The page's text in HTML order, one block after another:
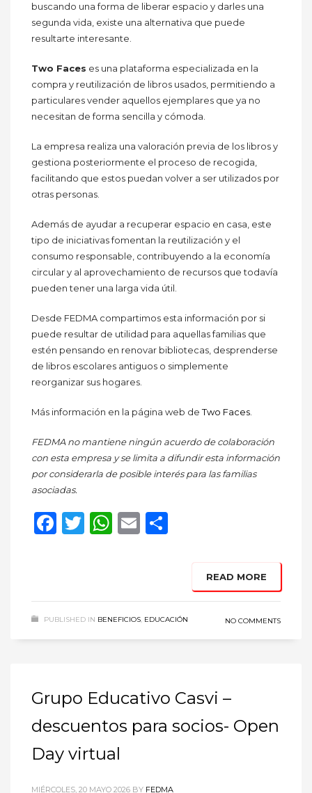
buscando una forma de liberar espacio y darles una
segunda vida, existe una alternativa que puede
resultarte interesante.
Two Faces es una plataforma especializada en la
compra y reutilización de libros usados, permitiendo a
particulares vender aquellos ejemplares que ya no
necesitan de forma sencilla y cómoda.
La empresa realiza una valoración previa de los libros y
gestiona posteriormente el proceso de recogida,
facilitando que estos puedan volver a ser utilizados por
otras personas.
Además de ayudar a recuperar espacio en casa, este
tipo de iniciativas fomentan la reutilización y el
consumo responsable, contribuyendo a la economía
circular y al aprovechamiento de recursos que todavía
pueden tener una larga vida útil.
Desde FEDMA compartimos esta información por si
puede resultar de utilidad para aquellas familias que
estén pensando en renovar bibliotecas, desprenderse
de libros escolares antiguos o simplemente
reorganizar sus hogares.
Más información en la página web deTwo Faces.
FEDMA no mantiene ningún acuerdo de colaboración
con esta empresa y se limita a difundir esta información
por considerarla de posible interés para las familias
asociadas.
Facebook
Twitter
WhatsApp
Email
READ MORE
PUBLISHED IN BENEFICIOS, EDUCACIÓN NO COMMENTS
Grupo Educativo Casvi –
descuentos para socios- Open
Day virtual
MIÉRCOLES, 20 MAYO 2026 BY FEDMA